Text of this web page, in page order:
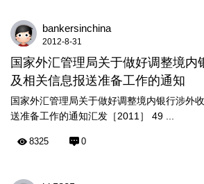
bankersinchina
2012-8-31
国家外汇管理局关于做好调整境内
及相关信息报送准备工作的通知
国家外汇管理局关于做好调整境内银行涉外
送准备工作的通知汇发［2011］ 49 ...
8325 0